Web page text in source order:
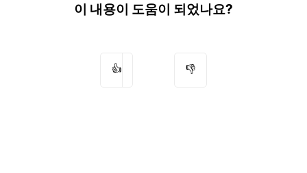
이 내용이 도움이 되었나요?
👍 👎